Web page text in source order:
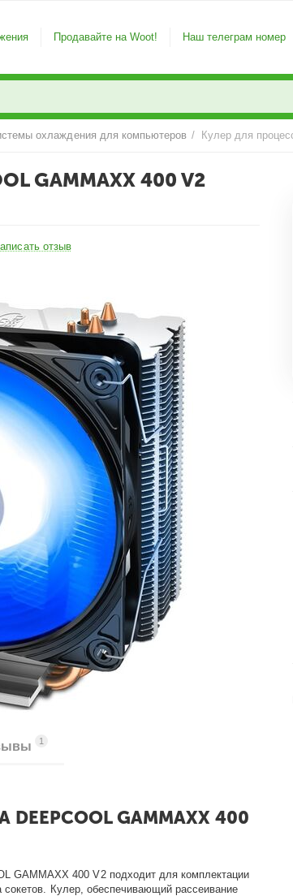
Продавайте на Woot! Наш телеграм номер
охлаждения для компьютеров /
GAMMAXX 400 V2
отзыв
1
GAMMAXX 400
GAMMAXX 400 V2 подходит для комплектации
Кулер, обеспечивающий рассеивание